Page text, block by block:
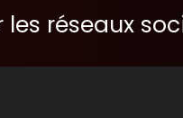
réseaux